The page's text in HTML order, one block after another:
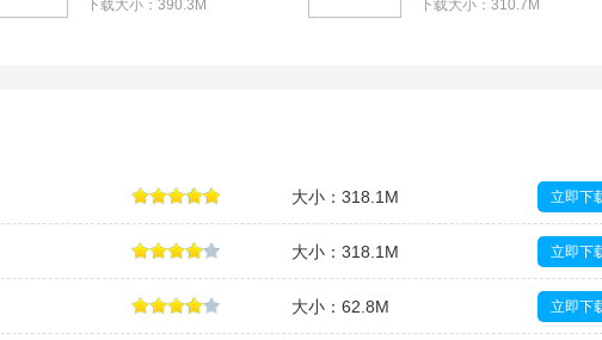
下载大小：390.3M 下载大小：310.7M
大小：318.1M 立即下
大小：318.1M 立即下
大小：62.8M 立即下